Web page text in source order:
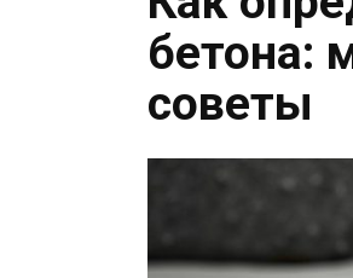
бетона:
советы